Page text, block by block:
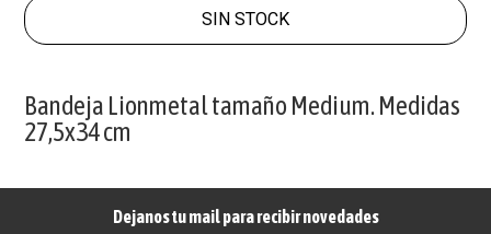
SIN STOCK
Bandeja Lionmetal tamaño Medium. Medidas
27,5x34 cm
Dejanos tu mail para recibir novedades